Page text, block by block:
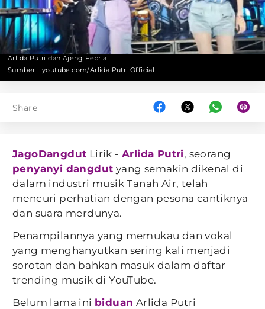
Arlida Putri dan Ajeng Febria
Sumber : youtube.com/Arlida Putri Official
Share
JagoDangdut Lirik -Arlida Putri, seorang
penyanyi dangdut yang semakin dikenal di
dalam industri musik Tanah Air, telah
mencuri perhatian dengan pesona cantiknya
dan suara merdunya.
Penampilannya yang memukau dan vokal
yang menghanyutkan sering kali menjadi
sorotan dan bahkan masuk dalam daftar
trending musik di YouTube.
Belum lama ini biduan Arlida Putri